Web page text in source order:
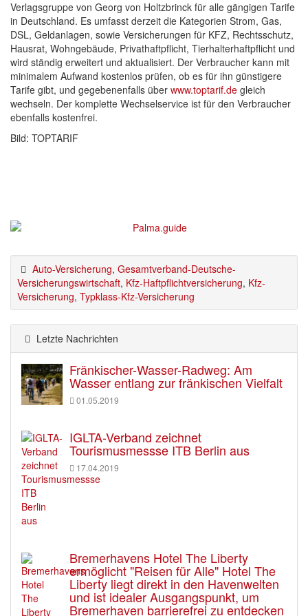
Verlagsgruppe von Georg von Holtzbrinck für alle gängigen Tarife
in Deutschland. Es umfasst derzeit die Kategorien Strom, Gas,
DSL, Geldanlagen, sowie Versicherungen für KFZ, Rechtsschutz,
Hausrat, Wohngebäude, Privathaftpflicht, Tierhalterhaftpflicht und
wird ständig erweitert und aktualisiert. Der Verbraucher kann mit
minimalem Aufwand kostenlos prüfen, ob es für ihn günstigere
Tarife gibt, und gegebenenfalls über www.toptarif.de gleich
wechseln. Der komplette Wechselservice ist für den Verbraucher
ebenfalls kostenfrei.
Bild: TOPTARIF
Auto-Versicherung, Gesamtverband-Deutsche-
Versicherungswirtschaft, Kfz-Haftpflichtversicherung, Kfz-
Versicherung, Typklass-Kfz-Versicherung
Letzte Nachrichten
Fränkischer-Wasser-Radweg: Am
Wasser entlang zur fränkischen Vielfalt
01.05.2019
IGLTA-Verband zeichnet
Tourismusmessse ITB Berlin aus
17.04.2019
Bremerhavens Hotel The Liberty
ermöglicht "Reisen für Alle" Hotel The
Liberty liegt direkt in den Havenwelten
und ist idealer Ausgangspunkt, um
Bremerhaven barrierefrei zu entdecken